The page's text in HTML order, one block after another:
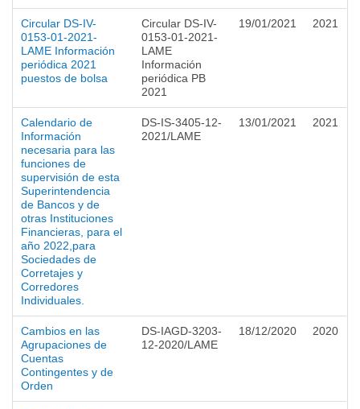
Circular DS-IV-
0153-01-2021-
LAME Información
periódica 2021
puestos de bolsa
Circular DS-IV-
0153-01-2021-
LAME
Información
periódica PB
2021
19/01/2021 2021
Calendario de
Información
necesaria para las
funciones de
supervisión de esta
Superintendencia
de Bancos y de
otras Instituciones
Financieras, para el
año 2022,para
Sociedades de
Corretajes y
Corredores
Individuales.
DS-IS-3405-12-
2021/LAME
13/01/2021 2021
Cambios en las
Agrupaciones de
Cuentas
Contingentes y de
Orden
DS-IAGD-3203-
12-2020/LAME
18/12/2020 2020